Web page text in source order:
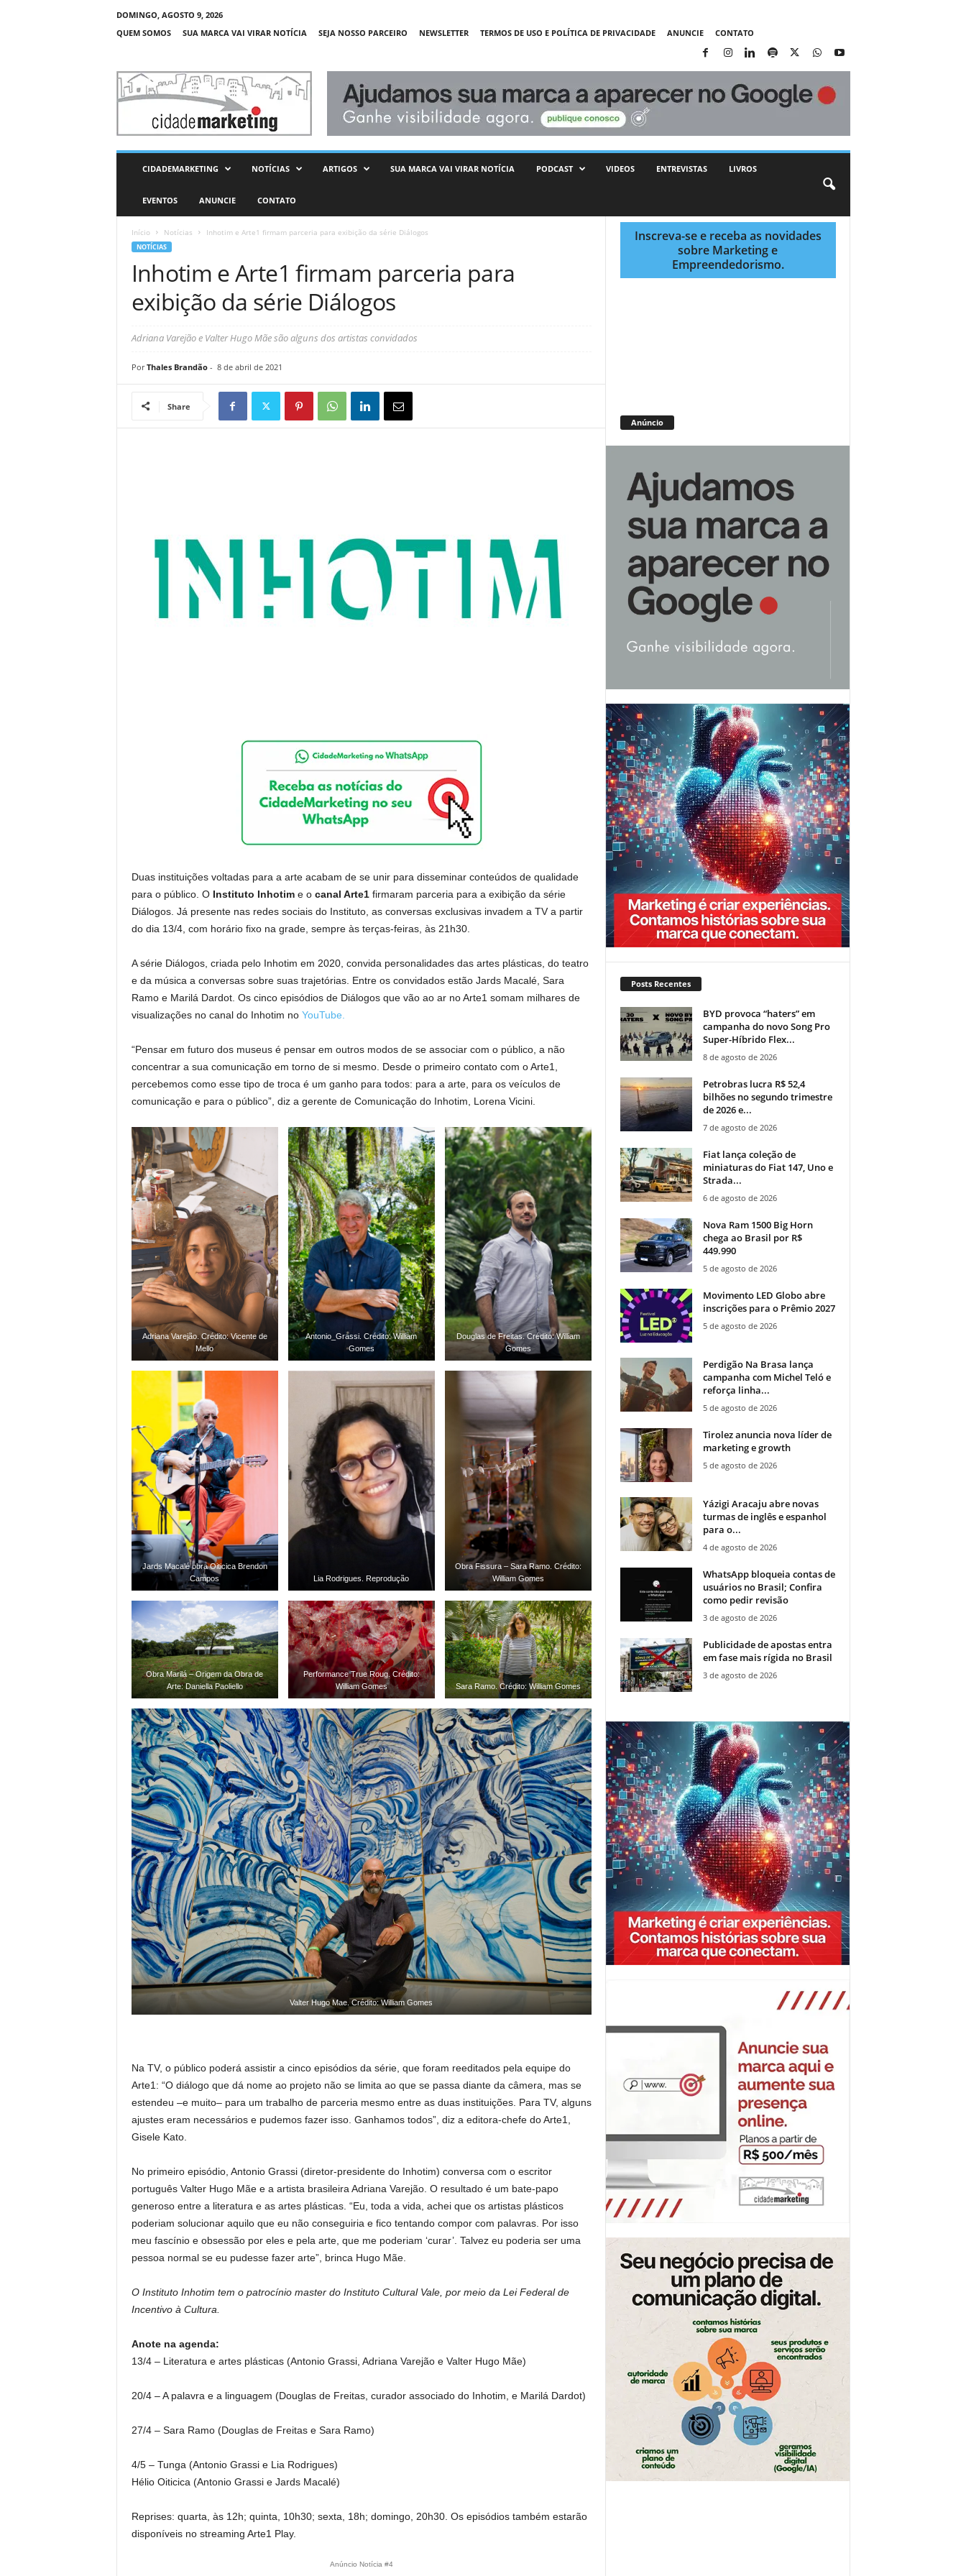
DOMINGO, AGOSTO 9, 2026
QUEM SOMOS
SUA MARCA VAI VIRAR NOTÍCIA SEJA NOSSO PARCEIRO NEWSLETTER TERMOS DE USO E POLÍTICA DE PRIVACIDADE ANUNCIE CONTATO
C
d
CIDADEMARKETING NOTÍCIAS ARTIGOS SUA MARCA VAI VIRAR NOTÍCIA PODCAST VIDEOS ENTREVISTAS LIVROS
EVENTOS ANUNCIE CONTATO
Início Notícias Inhotim e Arte1 firmam parceria para exibição da série Diálogos
NOTÍCIAS
Inhotim e Arte1 firmam parceria para
exibição da série Diálogos
Adriana Varejão e Valter Hugo Mãe são alguns dos artistas convidados
Por Thales Brandão- 8 de abril de 2021
Share
Duas instituições voltadas para a arte acabam de se unir para disseminar conteúdos de qualidade
para o público. O Instituto Inhotime o canal Arte1firmaram parceria para a exibição da série
Diálogos. Já presente nas redes sociais do Instituto, as conversas exclusivas invadem a TV a partir
do dia 13/4, com horário fixo na grade, sempre às terças-feiras, às 21h30.
A série Diálogos, criada pelo Inhotim em 2020, convida personalidades das artes plásticas, do teatro
e da música a conversas sobre suas trajetórias. Entre os convidados estão Jards Macalé, Sara
Ramo e Marilá Dardot. Os cinco episódios de Diálogos que vão ao ar no Arte1 somam milhares de
visualizações no canal do Inhotim no YouTube.
“Pensar em futuro dos museus é pensar em outros modos de se associar com o público, a não
concentrar a sua comunicação em torno de si mesmo. Desde o primeiro contato com o Arte1,
percebemos como esse tipo de troca é um ganho para todos: para a arte, para os veículos de
comunicação e para o público”, diz a gerente de Comunicação do Inhotim, Lorena Vicini.
Adriana Varejão. Crédito: Vicente de
Mello
Antonio_Grassi. Crédito: William
Gomes
Douglas de Freitas. Crédito: William
Gomes
Jards Macalé obra Oiticica Brendon
Campos
Lia Rodrigues. Reprodução
Obra Fissura – Sara Ramo. Crédito:
William Gomes
Obra Marilá – Origem da Obra de
Arte: Daniella Paoliello
Performance True Roug. Crédito:
William Gomes
Sara Ramo. Crédito: William Gomes
Valter Hugo Mae. Crédito: William Gomes
Na TV, o público poderá assistir a cinco episódios da série, que foram reeditados pela equipe do
Arte1: “O diálogo que dá nome ao projeto não se limita ao que se passa diante da câmera, mas se
estendeu –e muito– para um trabalho de parceria mesmo entre as duas instituições. Para TV, alguns
ajustes eram necessários e pudemos fazer isso. Ganhamos todos”, diz a editora-chefe do Arte1,
Gisele Kato.
No primeiro episódio, Antonio Grassi (diretor-presidente do Inhotim) conversa com o escritor
português Valter Hugo Mãe e a artista brasileira Adriana Varejão. O resultado é um bate-papo
generoso entre a literatura e as artes plásticas. “Eu, toda a vida, achei que os artistas plásticos
poderiam solucionar aquilo que eu não conseguiria e fico tentando compor com palavras. Por isso
meu fascínio e obsessão por eles e pela arte, que me poderiam ‘curar’. Talvez eu poderia ser uma
pessoa normal se eu pudesse fazer arte”, brinca Hugo Mãe.
O Instituto Inhotim tem o patrocínio master do Instituto Cultural Vale, por meio da Lei Federal de
Incentivo à Cultura.
Anote na agenda:
13/4 – Literatura e artes plásticas (Antonio Grassi, Adriana Varejão e Valter Hugo Mãe)
20/4 – A palavra e a linguagem (Douglas de Freitas, curador associado do Inhotim, e Marilá Dardot)
27/4 – Sara Ramo (Douglas de Freitas e Sara Ramo)
4/5 – Tunga (Antonio Grassi e Lia Rodrigues)
Hélio Oiticica (Antonio Grassi e Jards Macalé)
Reprises: quarta, às 12h; quinta, 10h30; sexta, 18h; domingo, 20h30. Os episódios também estarão
disponíveis no streaming Arte1 Play.
Anúncio Notícia #4
Inscreva-se e receba as novidades
sobre Marketing e
Empreendedorismo.
Anúncio
Posts Recentes
BYD provoca “haters” em
campanha do novo Song Pro
Super-Híbrido Flex...
8 de agosto de 2026
Petrobras lucra R$ 52,4
bilhões no segundo trimestre
de 2026 e...
7 de agosto de 2026
Fiat lança coleção de
miniaturas do Fiat 147, Uno e
Strada...
6 de agosto de 2026
Nova Ram 1500 Big Horn
chega ao Brasil por R$
449.990
5 de agosto de 2026
Movimento LED Globo abre
inscrições para o Prêmio 2027
5 de agosto de 2026
Perdigão Na Brasa lança
campanha com Michel Teló e
reforça linha...
5 de agosto de 2026
Tirolez anuncia nova líder de
marketing e growth
5 de agosto de 2026
Yázigi Aracaju abre novas
turmas de inglês e espanhol
para o...
4 de agosto de 2026
WhatsApp bloqueia contas de
usuários no Brasil; Confira
como pedir revisão
3 de agosto de 2026
Publicidade de apostas entra
em fase mais rígida no Brasil
3 de agosto de 2026